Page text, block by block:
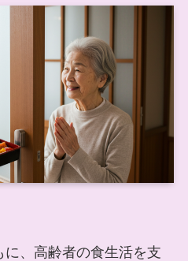
、高齢者の食生活を支